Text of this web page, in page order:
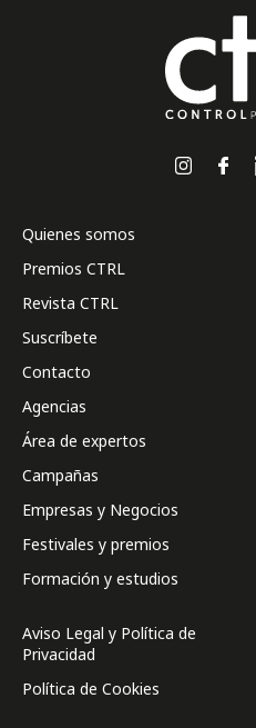
Quienes somos
Premios CTRL
Revista CTRL
Suscríbete
Contacto
Agencias
Área de expertos
Campañas
Empresas y Negocios
Festivales y premios
Formación y estudios
Aviso Legal y Política de
Privacidad
Política de Cookies